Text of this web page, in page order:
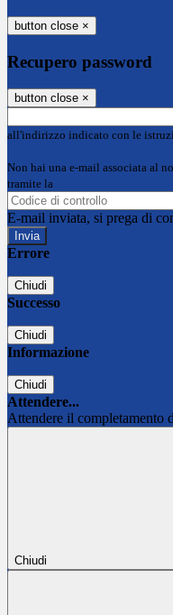
button close ×
Recupero password
button close ×
all'indirizzo indicato con le
Non hai una e-mail associata al
tramite la
E-mail inviata, si prega di
Errore
Chiudi
Successo
Chiudi
Informazione
Chiudi
Attendere...
Attendere il completamento
Chiudi